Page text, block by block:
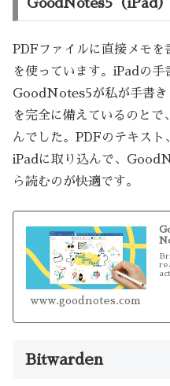
GoodNotes5（iPad）
PDFファイルに直接メモ
を使っています。iPadの手
GoodNotes5が私が手書き
を完全に備えているのと
んでした。PDFのテキスト
iPadに取り込んで、
ら読むのが快適です。
www.goodnotes.com
Bitwarden